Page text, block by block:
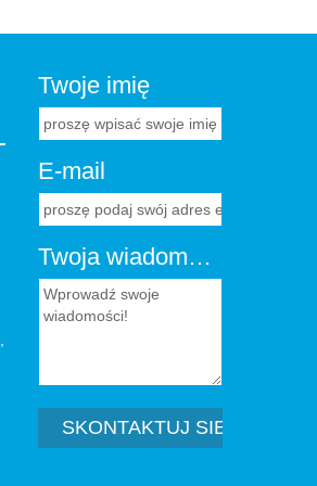
Twoje imię
E-mail
Twoja wiadomość
SKONTAKTUJ SIĘ Z NAMI